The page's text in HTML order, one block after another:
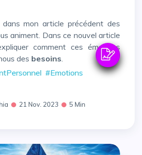
dansmon article précédent des
animent. Dans ce nouvel article
comment ces émotions
des besoins.
#Emotions
21 Nov. 2023 5 Min